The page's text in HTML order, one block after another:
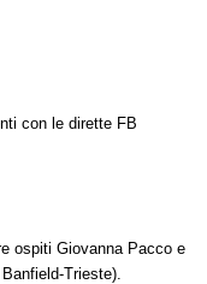
con le dirette FB
ospiti Giovanna Pacco e
Trieste).